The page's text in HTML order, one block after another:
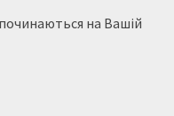
на Вашій